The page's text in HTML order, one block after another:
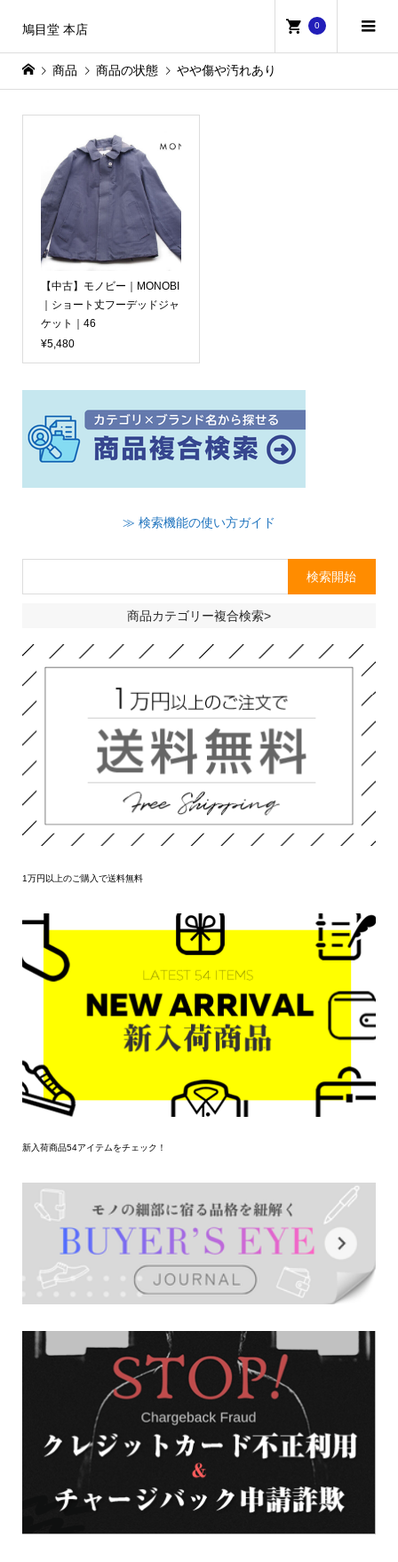
鳩目堂 本店 0
商品 商品の状態 やや傷や汚れあり
【中古】モノビー｜MONOBI
｜ショート丈フーデッドジャ
ケット｜46
¥5,480
≫ 検索機能の使い方ガイド
商品カテゴリー複合検索>
1万円以上のご購入で送料無料
新入荷商品54アイテムをチェック！